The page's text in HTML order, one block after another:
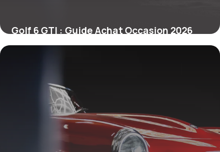
Golf 6 GTI : Guide Achat Occasion 2026
17 mai 2026